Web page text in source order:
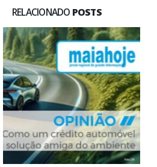
RELACIONADO POSTS